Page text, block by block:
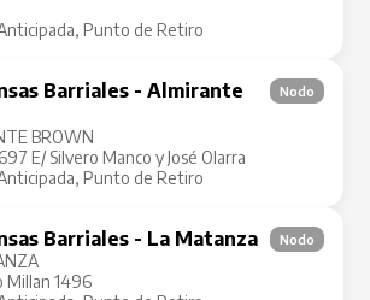
Punto de Retiro
Barriales - Almirante
BROWN
E/ Silvero Manco y José Olarra
Punto de Retiro
Nodo
Barriales - La Matanza
Millan 1496
Nodo